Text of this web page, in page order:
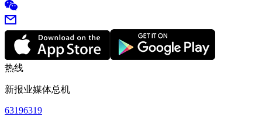
热线
新报业媒体总机
63196319